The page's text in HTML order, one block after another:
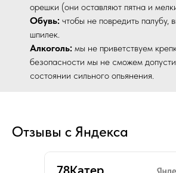
орешки (они оставляют пятна и
Обувь: чтобы не повредить палубу,
шпилек.
Алкоголь: мы не приветствуем
безопасности мы не сможем
состоянии сильного опьянения.
Отзывы с Яндекса